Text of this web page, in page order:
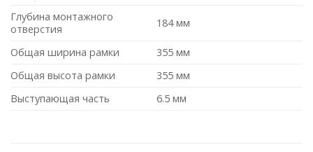
Глубина монтажного
отверстия
184 мм
Общая ширина рамки
355 мм
Общая высота рамки
355 мм
Выступающая часть
6.5 мм